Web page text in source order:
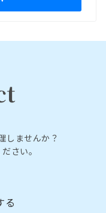
しませんか？
さい。
る